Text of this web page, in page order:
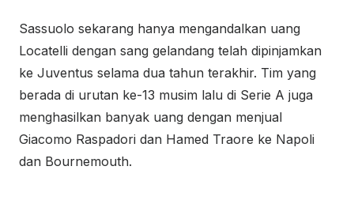
Sassuolo sekarang hanya mengandalkan uang
Locatelli dengan sang gelandang telah dipinjamkan
ke Juventus selama dua tahun terakhir. Tim yang
berada di urutan ke-13 musim lalu di Serie A juga
menghasilkan banyak uang dengan menjual
Giacomo Raspadori dan Hamed Traore ke Napoli
dan Bournemouth.